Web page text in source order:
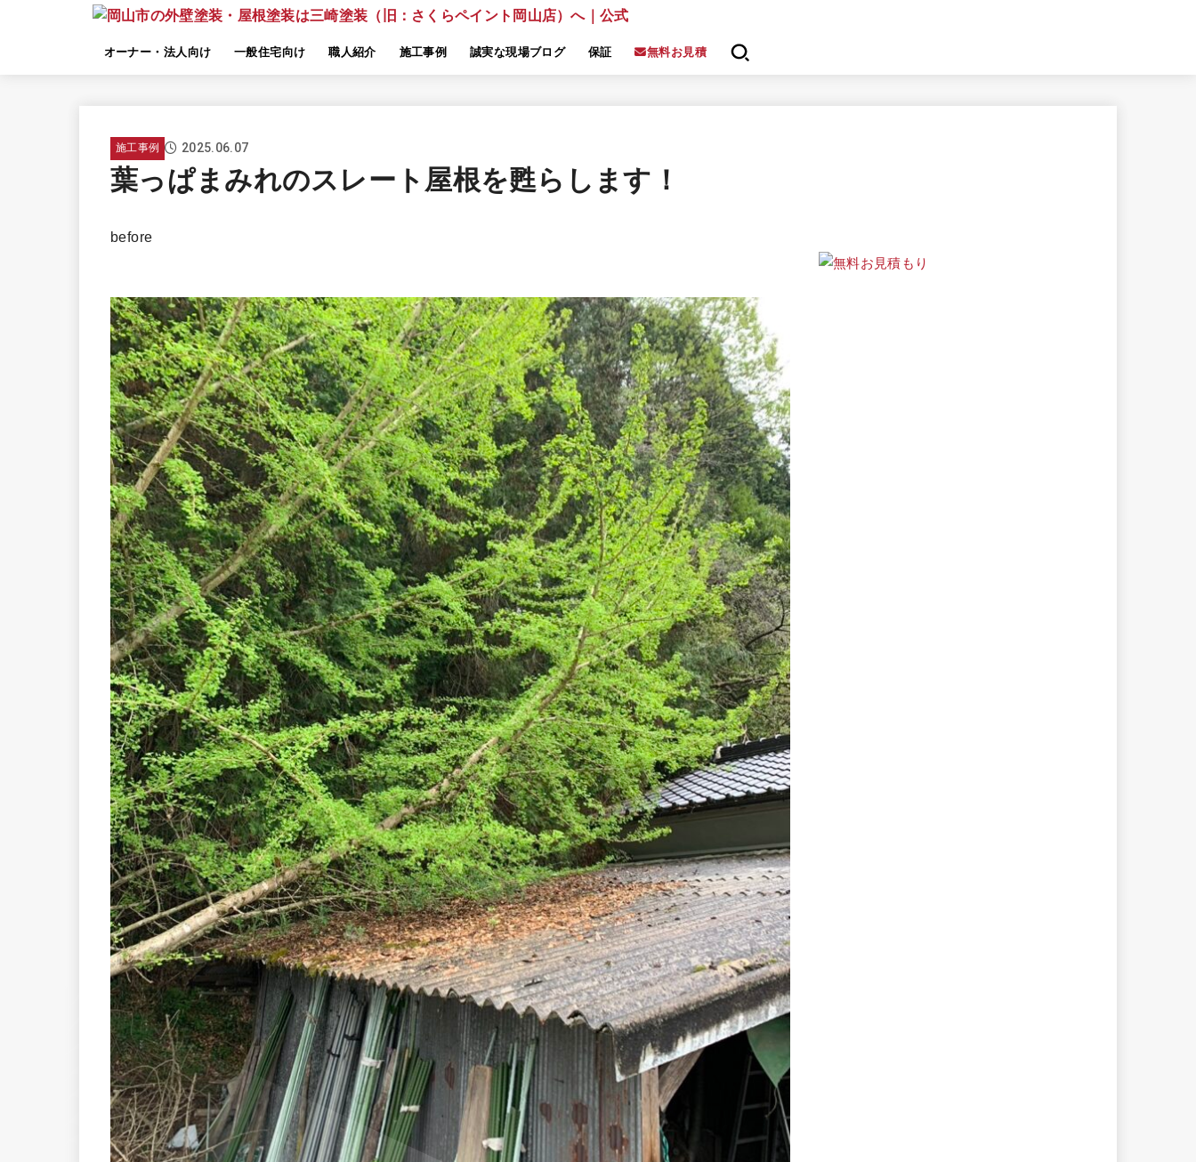
オーナー・法人向け 一般住宅向け 職人紹介 施工事例 誠実な現場ブログ 保証 無料お見積
施工事例 2025.06.07
葉っぱまみれのスレート屋根を甦らします！
before